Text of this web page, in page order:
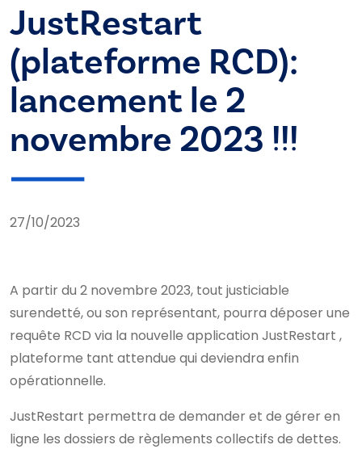
JustRestart
(plateforme RCD):
lancement le 2
novembre 2023 !!!
27/10/2023
A partir du 2 novembre 2023, tout justiciable
surendetté, ou son représentant, pourra déposer une
requête RCD via la nouvelle application JustRestart ,
plateforme tant attendue qui deviendra enfin
opérationnelle.
JustRestart permettra de demander et de gérer en
ligne les dossiers de règlements collectifs de dettes.